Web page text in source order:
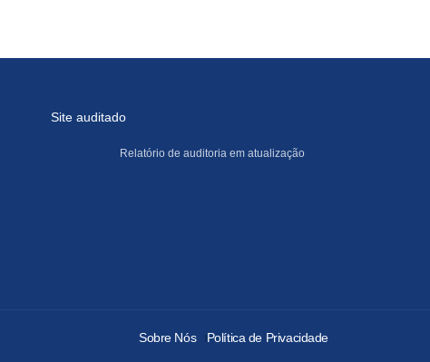
Site auditado
Relatório de auditoria em atualização
Sobre Nós Política de Privacidade